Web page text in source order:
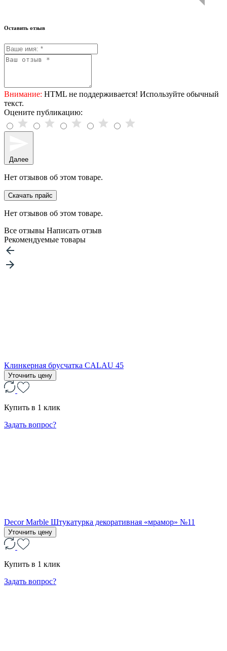
Оставить отзыв
Внимание: HTML не поддерживается! Используйте обычный
текст.
Оцените публикацию:
Далее
Нет отзывов об этом товаре.
Скачать прайс
Нет отзывов об этом товаре.
Все отзывы Написать отзыв
Рекомендуемые товары
Клинкерная брусчатка CALAU 45
Уточнить цену
Купить в 1 клик
Задать вопрос?
Decor Marble Штукатурка декоративная «мрамор» №11
Уточнить цену
Купить в 1 клик
Задать вопрос?